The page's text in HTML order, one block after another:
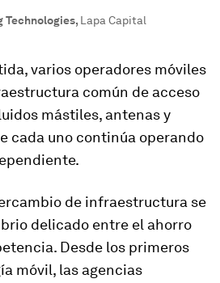
Technologies, Lapa Capital
varios operadores móviles
común de acceso
mástiles, antenas y
cada uno continúa operando
de infraestructura se
delicado entre el ahorro
Desde los primeros
móvil, las agencias